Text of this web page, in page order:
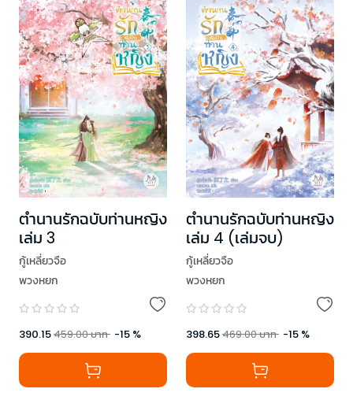
ตำนานรักฉบับท่านหญิง
เล่ม 3
กู้เหลี่ยวจือ
พวงหยก
390.15459.00บาท -15 %
ตำนานรักฉบับท่านหญิง
เล่ม 4 (เล่มจบ)
กู้เหลี่ยวจือ
พวงหยก
398.65469.00บาท -15 %